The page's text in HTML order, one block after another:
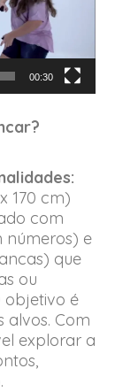
00:30
170 cm)
com
números) e
que
ou
objetivo é
alvos. Com
explorar a